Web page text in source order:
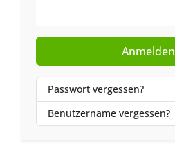
Anmelden
Passwort vergessen?
Benutzername vergessen?